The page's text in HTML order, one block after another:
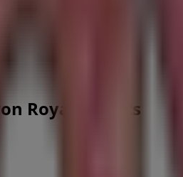
Royal Donuts